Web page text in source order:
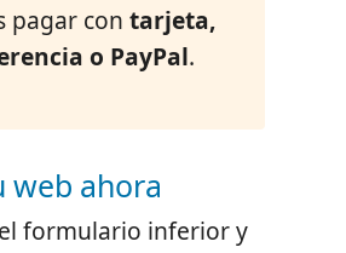
pagar con tarjeta,
o PayPal.
web ahora
formulario inferior y